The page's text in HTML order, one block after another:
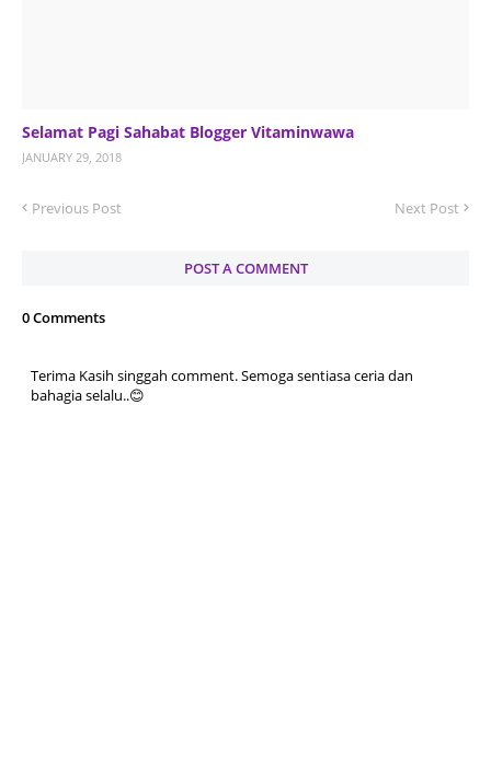
Selamat Pagi Sahabat Blogger Vitaminwawa
JANUARY 29, 2018
Previous Post Next Post
POST A COMMENT
0 Comments
Terima Kasih singgah comment. Semoga sentiasa ceria dan
bahagia selalu..😊